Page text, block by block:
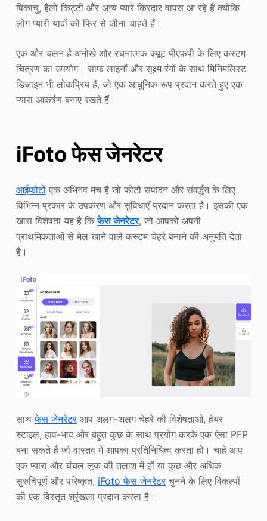
पिकाचु, हैलो किट्टी और अन्य प्यारे किरदार वापस आ रहे हैं क्योंकि
लोग प्यारी यादों को फिर से जीना चाहते हैं।
एक और चलन है अनोखे और रचनात्मक क्यूट पीएफपी के लिए कस्टम
चित्रण का उपयोग। साफ लाइनों और सूक्ष्म रंगों के साथ मिनिमलिस्ट
डिज़ाइन भी लोकप्रिय हैं, जो एक आधुनिक रूप प्रदान करते हुए एक
प्यारा आकर्षण बनाए रखते हैं।
iFoto फेस जेनरेटर
आईफोटोएक अभिनव मंच है जो फोटो संपादन और संवर्द्धन के लिए
विभिन्न प्रकार के उपकरण और सुविधाएँ प्रदान करता है। इसकी एक
खास विशेषता यह है किफेस जेनरेटर, जो आपको अपनी
प्राथमिकताओं से मेल खाने वाले कस्टम चेहरे बनाने की अनुमति देता
है।
साथफेस जेनरेटरआप अलग-अलग चेहरे की विशेषताओं, हेयर
स्टाइल, हाव-भाव और बहुत कुछ के साथ प्रयोग करके एक ऐसा PFP
बना सकते हैं जो वास्तव में आपका प्रतिनिधित्व करता हो। चाहे आप
एक प्यारा और चंचल लुक की तलाश में हों या कुछ और अधिक
सुरुचिपूर्ण और परिष्कृत, iFoto फेस जेनरेटरचुनने के लिए विकल्पों
की एक विस्तृत श्रृंखला प्रदान करता है।